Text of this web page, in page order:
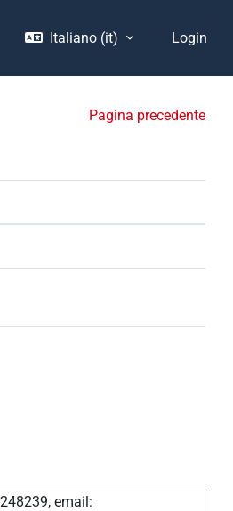
Italiano ‎(it)‎ Login
Pagina precedente
email: